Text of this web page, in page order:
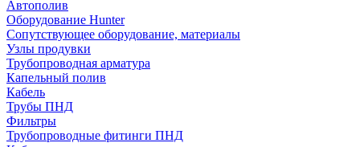
Автополив
Оборудование Hunter
Сопутствующее оборудование, материалы
Узлы продувки
Трубопроводная арматура
Капельный полив
Кабель
Трубы ПНД
Фильтры
Трубопроводные фитинги ПНД